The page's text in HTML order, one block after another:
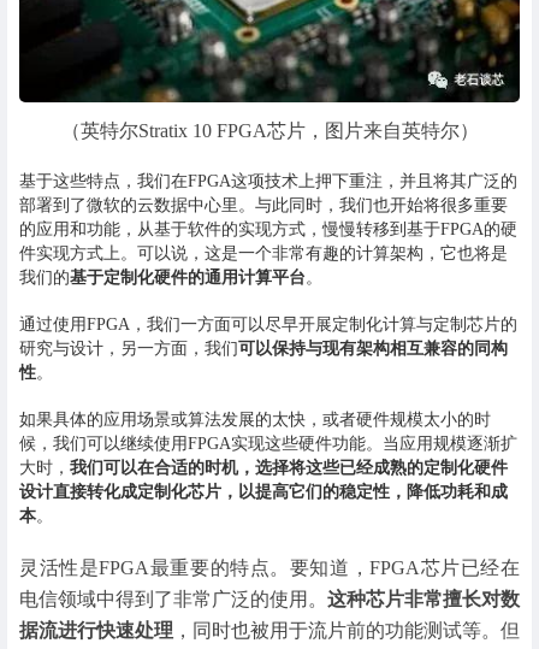
（英特尔Stratix 10 FPGA芯片，图片来自英特尔）
基于这些特点，我们在FPGA这项技术上押下重注，并且将其广泛的
部署到了微软的云数据中心里。与此同时，我们也开始将很多重要
的应用和功能，从基于软件的实现方式，慢慢转移到基于FPGA的硬
件实现方式上。可以说，这是一个非常有趣的计算架构，它也将是
我们的基于定制化硬件的通用计算平台。
通过使用FPGA，我们一方面可以尽早开展定制化计算与定制芯片的
研究与设计，另一方面，我们可以保持与现有架构相互兼容的同构
性。
如果具体的应用场景或算法发展的太快，或者硬件规模太小的时
候，我们可以继续使用FPGA实现这些硬件功能。当应用规模逐渐扩
大时， 我们可以在合适的时机，选择将这些已经成熟的定制化硬件
设计直接转化成定制化芯片，以提高它们的稳定性，降低功耗和成
本。
灵活性是FPGA最重要的特点。要知道，FPGA芯片已经在
电信领域中得到了非常广泛的使用。 这种芯片非常擅长对数
据流进行快速处理 ，同时也被用于流片前的功能测试等。但